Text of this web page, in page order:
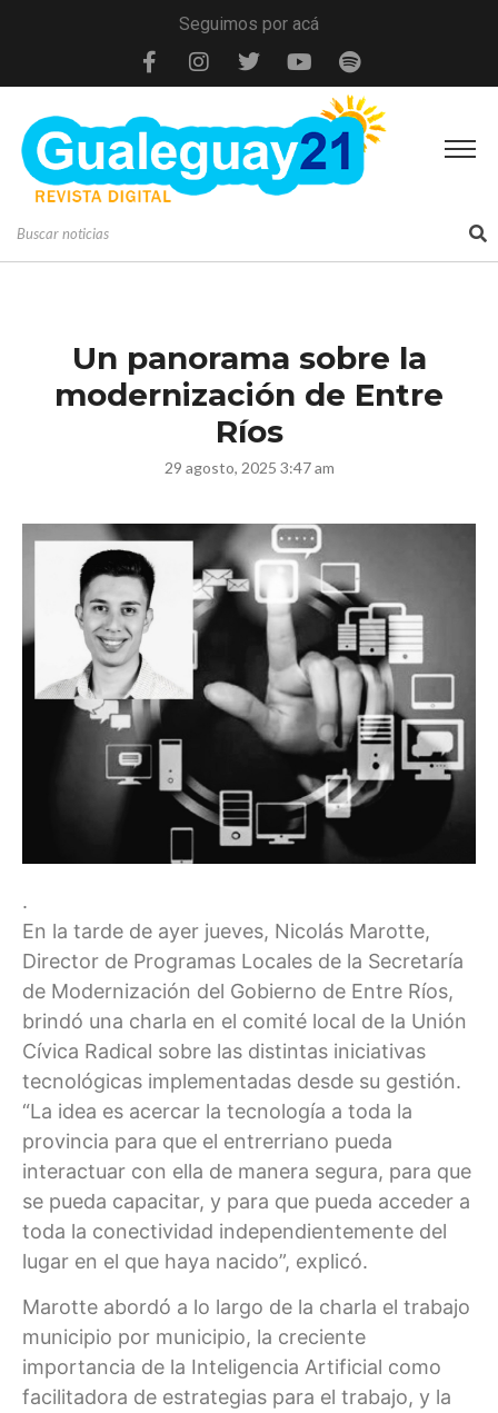
Seguimos por acá
Un panorama sobre la
modernización de Entre
Ríos
29 agosto, 2025 3:47 am
.
En la tarde de ayer jueves, Nicolás Marotte,
Director de Programas Locales de la Secretaría
de Modernización del Gobierno de Entre Ríos,
brindó una charla en el comité local de la Unión
Cívica Radical sobre las distintas iniciativas
tecnológicas implementadas desde su gestión.
“La idea es acercar la tecnología a toda la
provincia para que el entrerriano pueda
interactuar con ella de manera segura, para que
se pueda capacitar, y para que pueda acceder a
toda la conectividad independientemente del
lugar en el que haya nacido”, explicó.
Marotte abordó a lo largo de la charla el trabajo
municipio por municipio, la creciente
importancia de la Inteligencia Artificial como
facilitadora de estrategias para el trabajo, y la